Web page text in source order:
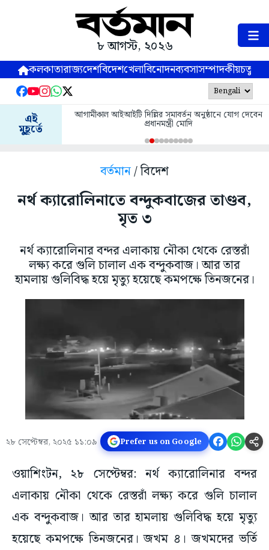
৮ আগস্ট, ২০২৬
কলকাতারাজ্যদেশবিদেশখেলাবিনোদনব্যবসাসম্পাদকীয়
এই
মুহূর্তে
আগামীকাল আইআইটি দিল্লির সমাবর্তন অনুষ্ঠানে যোগ দেবেন
প্রধানমন্ত্রী মোদি
বর্তমান/ বিদেশ
নর্থ ক্যারোলিনাতে বন্দুকবাজের তাণ্ডব,
মৃত ৩
নর্থ ক্যারোলিনার বন্দর এলাকায় নৌকা থেকে রেস্তরাঁ
লক্ষ্য করে গুলি চালাল এক বন্দুকবাজ। আর তার
হামলায় গুলিবিদ্ধ হয়ে মৃত্যু হয়েছে কমপক্ষে তিনজনের।
২৮ সেপ্টেম্বর, ২০২৫ ১১:০৯ Prefer us on Google
ওয়াশিংটন, ২৮ সেপ্টেম্বর: নর্থ ক্যারোলিনার বন্দর
এলাকায় নৌকা থেকে রেস্তরাঁ লক্ষ্য করে গুলি চালাল
এক বন্দুকবাজ। আর তার হামলায় গুলিবিদ্ধ হয়ে মৃত্যু
হয়েছে কমপক্ষে তিনজনের। জখম ৪। জখমদের ভর্তি